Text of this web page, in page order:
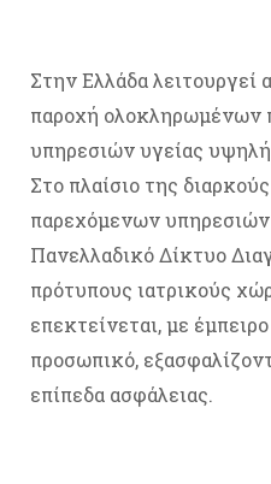
Στην Ελλάδα λειτουργεί
παροχή ολοκληρωμένων
υπηρεσιών υγείας
Στο πλαίσιο της
παρεχόμενων
Πανελλαδικό Δίκτυο
πρότυπους ιατρικούς
επεκτείνεται, με
προσωπικό,
επίπεδα ασφάλειας.